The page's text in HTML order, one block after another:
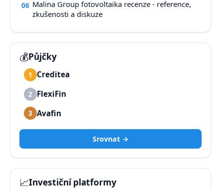
06 Malina Group fotovoltaika recenze - reference,
zkušenosti a diskuze
💰Půjčky
1 Creditea
2 FlexiFin
3 Avafin
Srovnat →
📈Investiční platformy